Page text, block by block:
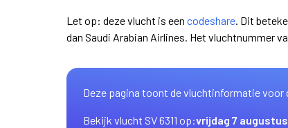
Let op: deze vlucht is een codeshare. Dit
dan Saudi Arabian Airlines. Het vluchtnummer
Deze pagina toont de vluchtinformatie voor
Bekijk vlucht SV 6311 op:vrijdag 7 augustus